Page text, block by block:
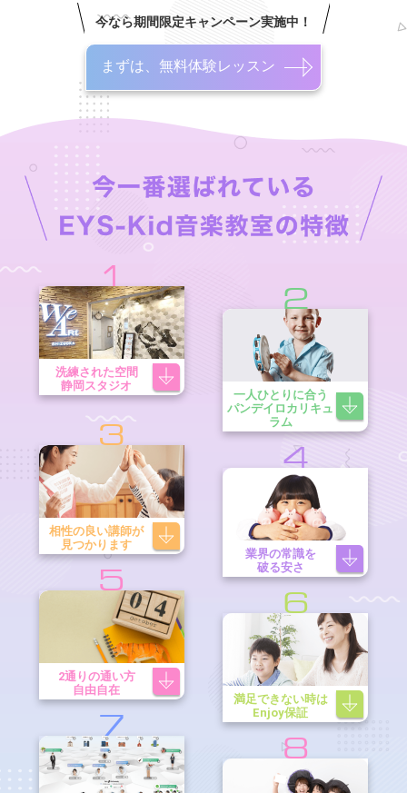
今なら期間限定キャンペーン実施中！
まずは、無料体験レッスン
1
洗練された空間
静岡スタジオ
2
一人ひとりに合う
パンデイロカリキュ
ラム
3
相性の良い講師が
見つかります
4
業界の常識を
破る安さ
5
2通りの通い方
自由自在
6
満足できない時は
Enjoy保証
7
8